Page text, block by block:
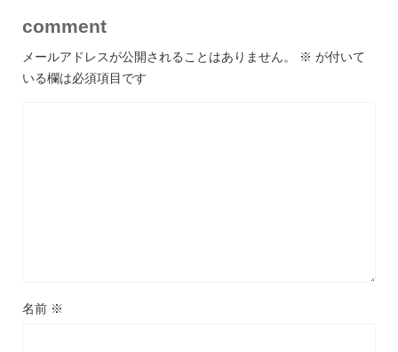
comment
メールアドレスが公開されることはありません。 ※ が付いて
いる欄は必須項目です
名前 ※